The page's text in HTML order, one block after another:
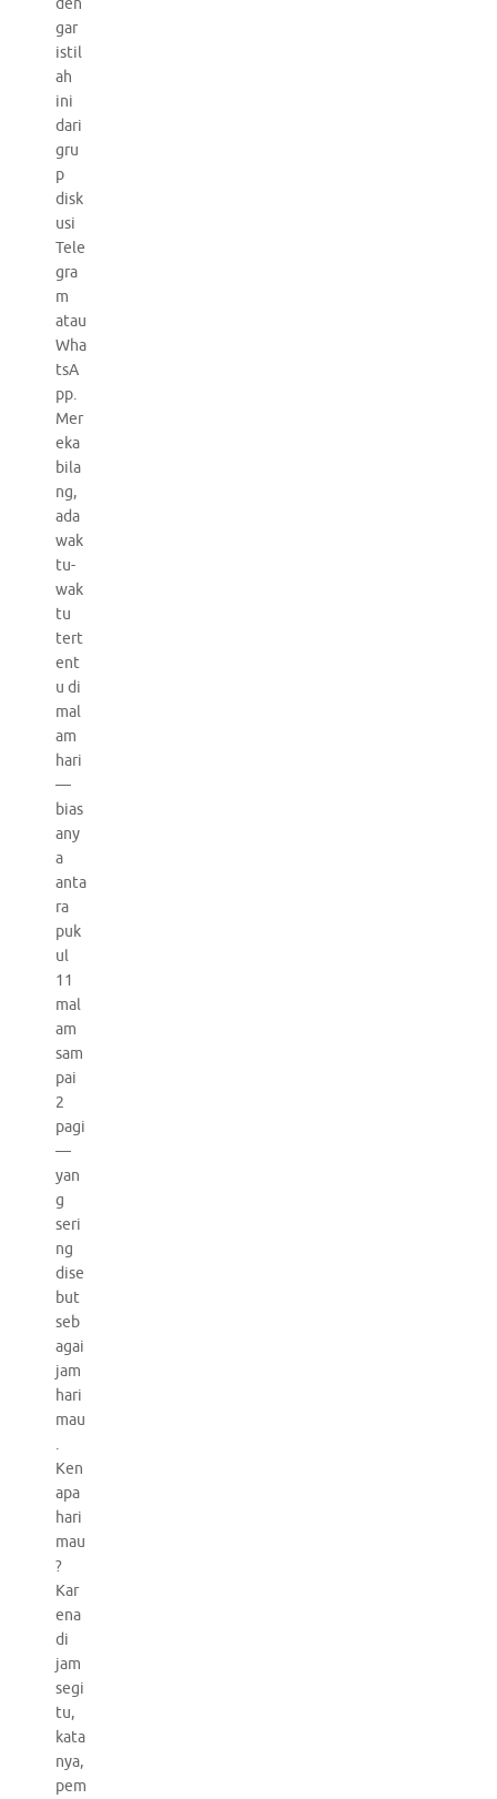
gar
istil
ah
ini
dari
gru
p
disk
usi
Tele
gra
m
atau
Wha
tsA
pp.
Mer
eka
bila
ng,
ada
wak
tu-
wak
tu
tert
ent
u di
mal
am
hari
—
bias
any
a
anta
ra
puk
ul
11
mal
am
sam
pai
2
pagi
—
yan
g
seri
ng
dise
but
seb
agai
jam
hari
mau
.
Ken
apa
hari
mau
?
Kar
ena
di
jam
segi
tu,
kata
nya,
pem